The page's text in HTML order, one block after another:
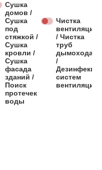
Сушка
домов /
Сушка
под
стяжкой /
Сушка
кровли /
Сушка
фасада
зданий /
Поиск
протечек
воды
Чистка
вентиляции
/ Чистка
труб
дымохода
/
систем
вентиляции